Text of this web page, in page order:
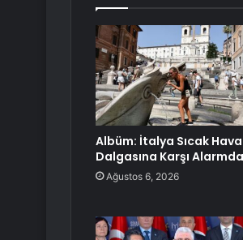
Albüm: İtalya Sıcak Hava
Dalgasına Karşı Alarmda
Ağustos 6, 2026